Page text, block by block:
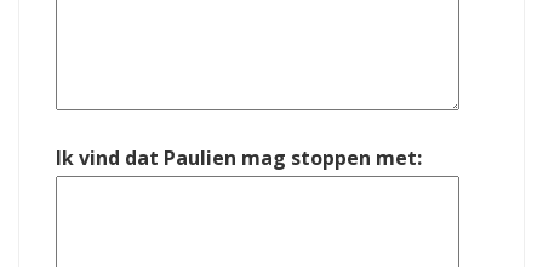
Ik vind dat Paulien mag stoppen met: